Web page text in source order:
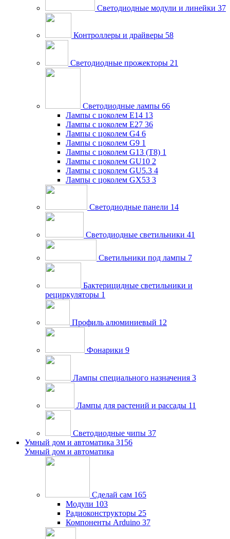
Светодиодные модули и линейки 37
Контроллеры и драйверы 58
Светодиодные прожекторы 21
Светодиодные лампы 66
Лампы с цоколем E14 13
Лампы с цоколем E27 36
Лампы с цоколем G4 6
Лампы с цоколем G9 1
Лампы с цоколем G13 (Т8) 1
Лампы с цоколем GU10 2
Лампы с цоколем GU5.3 4
Лампы с цоколем GX53 3
Светодиодные панели 14
Светодиодные светильники 41
Светильники под лампы 7
Бактерицидные светильники и
рециркуляторы 1
Профиль алюминиевый 12
Фонарики 9
Лампы специального назначения 3
Лампы для растений и рассады 11
Светодиодные чипы 37
Умный дом и автоматика 3156
Умный дом и автоматика
Сделай сам 165
Модули 103
Радиоконструкторы 25
Компоненты Arduino 37